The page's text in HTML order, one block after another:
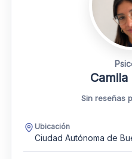
Sin reseñas
Ubicación
Ciudad Autónoma de